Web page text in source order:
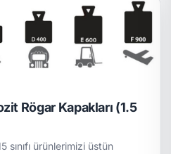
Rögar Kapakları (1.5
sınıfı ürünlerimizi üstün